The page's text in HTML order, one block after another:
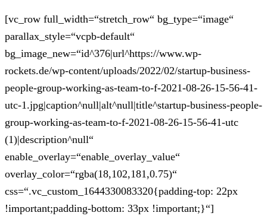
[vc_row full_width=“stretch_row“ bg_type=“image“
parallax_style=“vcpb-default“
bg_image_new=“id^376|url^https://www.wp-
rockets.de/wp-content/uploads/2022/02/startup-business-
people-group-working-as-team-to-f-2021-08-26-15-56-41-
utc-1.jpg|caption^null|alt^null|title^startup-business-people-
group-working-as-team-to-f-2021-08-26-15-56-41-utc
(1)|description^null“
enable_overlay=“enable_overlay_value“
overlay_color=“rgba(18,102,181,0.75)“
css=“.vc_custom_1644330083320{padding-top: 22px
!important;padding-bottom: 33px !important;}“]